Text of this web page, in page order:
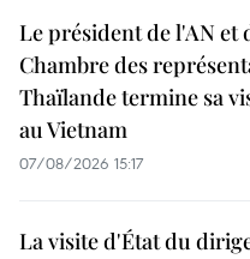
Le président de l'AN et
Chambre des
Thaïlande termine sa
au Vietnam
07/08/2026 15:17
La visite d'État du